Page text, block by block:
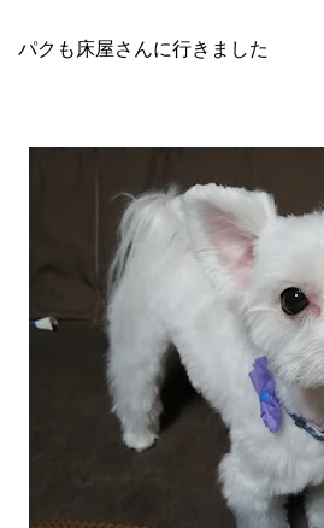
パクも床屋さんに行きました